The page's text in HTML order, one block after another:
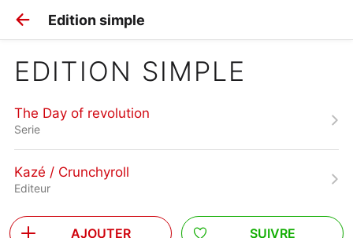
Edition simple
EDITION SIMPLE
The Day of revolution
Serie
Kazé / Crunchyroll
Editeur
AJOUTER SUIVRE